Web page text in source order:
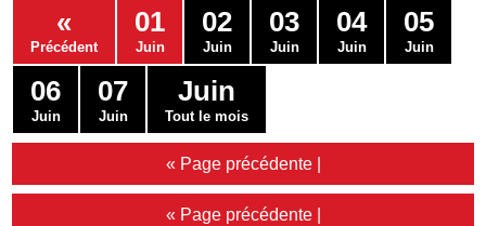
Contacts
«
Précédent
01
Juin
02
Juin
03
Juin
04
Juin
05
Juin
06
Juin
07
Juin
Juin
Tout le mois
« Page précédente|
« Page précédente|